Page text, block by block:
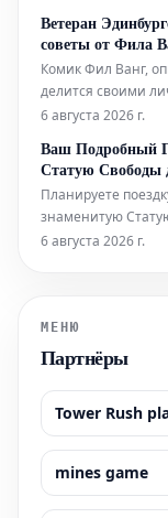
остановиться в
Ветеран
советы от Фила
Комик Фил Ванг,
делится своими
и выпить во время
забронировать.
6 августа 2026 г.
Ваш Подробный
Статую
Планируете
знаменитую
всю необходимую
6 августа 2026 г.
МЕНЮ
Партнёры
Tower Rush
mines game